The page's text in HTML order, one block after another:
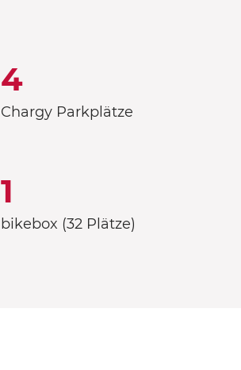
4
Chargy Parkplätze
1
bikebox (32 Plätze)